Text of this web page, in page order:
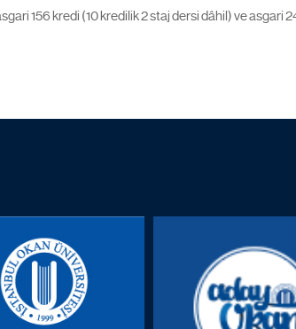
156 kredi (10 kredilik 2 staj dersi dâhil) ve asgari